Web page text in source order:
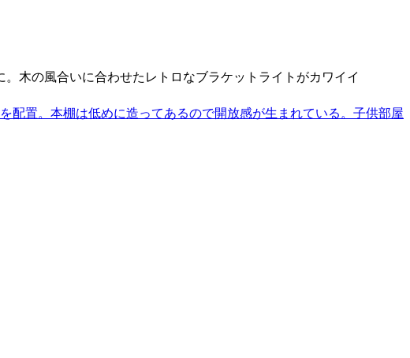
木の風合いに合わせたレトロなブラケットライトがカワイイ
置。本棚は低めに造ってあるので開放感が生まれている。子供部屋